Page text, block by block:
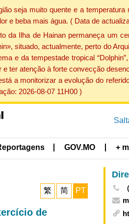
seja muito quente e a
e beba mais água. ( Data de
da Ilha de Hainan permaneça um
situado, actualmente, perto do
e da tempestade tropical
ter atenção à forte convecção
a monitorizar a evolução do
2026-08-07 11H00 )
GOV.MO +
繁 简 PT
de